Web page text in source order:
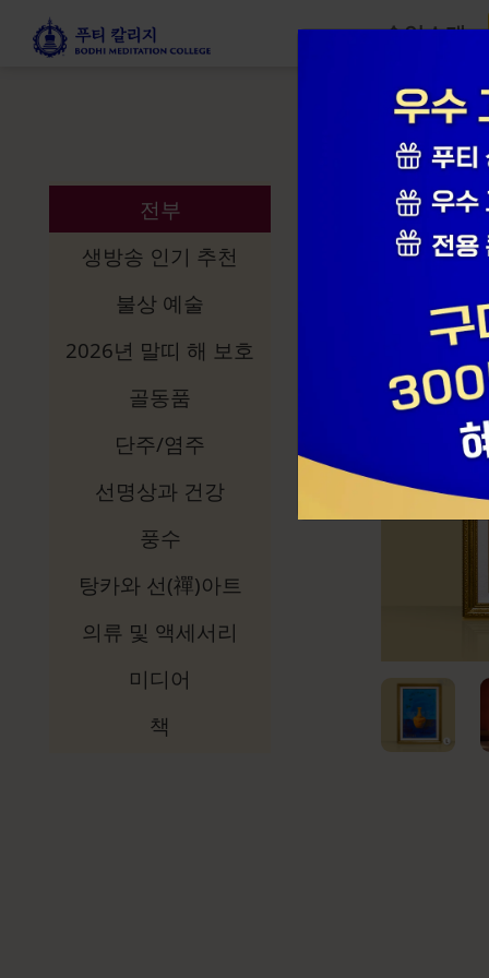
수업소개
전부
생방송 인기 추천
불상 예술
2026년 말띠 해 보호
골동품
단주/염주
선명상과 건강
풍수
탕카와 선(禪)아트
의류 및 액세서리
미디어
책
선명상 스토